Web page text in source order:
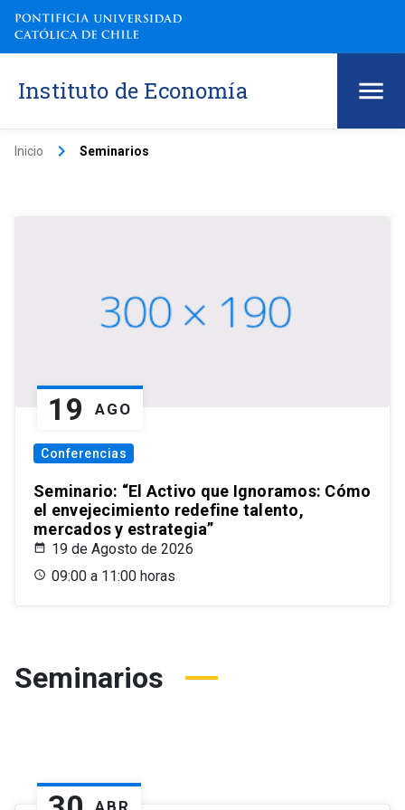
Instituto de Economía
Inicio keyboard_arrow_right Seminarios
19 AGO
Conferencias
Seminario: “El Activo que Ignoramos: Cómo
el envejecimiento redefine talento,
mercados y estrategia”
19 de Agosto de 2026
09:00 a 11:00 horas
Seminarios